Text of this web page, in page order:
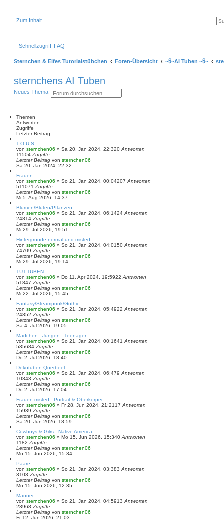
Zum Inhalt
Schnellzugriff FAQ
Sternchen & Elfes Tutorialstübchen Foren-Übersicht ~წ~AI Tuben ~წ~
sternchens AI Tuben
Neues Thema S
u
E
r
S
c
h
Themen
Antworten
Zugriffe
Letzter Beitrag
T.O.U.S
von sternchen06 » Sa 20. Jan 2024, 22:320 Antworten
11504 Zugriffe
Letzter Beitrag von sternchen06
Sa 20. Jan 2024, 22:32
Frauen
von sternchen06 » So 21. Jan 2024, 00:04207 Antworten
511071 Zugriffe
Letzter Beitrag von sternchen06
Mi 5. Aug 2026, 14:37
Blumen/Blüten/Pflanzen
von sternchen06 » So 21. Jan 2024, 06:1424 Antworten
24814 Zugriffe
Letzter Beitrag von sternchen06
Mi 29. Jul 2026, 19:51
Hintergründe normal und misted
von sternchen06 » So 21. Jan 2024, 04:0150 Antworten
74709 Zugriffe
Letzter Beitrag von sternchen06
Mi 29. Jul 2026, 19:14
TUT-TUBEN
von sternchen06 » Do 11. Apr 2024, 19:5922 Antworten
51847 Zugriffe
Letzter Beitrag von sternchen06
Mi 22. Jul 2026, 15:45
Fantasy/Steampunk/Gothic
von sternchen06 » So 21. Jan 2024, 05:4922 Antworten
24852 Zugriffe
Letzter Beitrag von sternchen06
Sa 4. Jul 2026, 19:05
Mädchen - Jungen - Teenager
von sternchen06 » So 21. Jan 2024, 00:1641 Antworten
535684 Zugriffe
Letzter Beitrag von sternchen06
Do 2. Jul 2026, 18:40
Dekotuben Querbeet
von sternchen06 » So 21. Jan 2024, 06:479 Antworten
10343 Zugriffe
Letzter Beitrag von sternchen06
Do 2. Jul 2026, 17:04
Frauen misted - Portrait & Oberkörper
von sternchen06 » Fr 28. Jun 2024, 21:21 17 Antworten
15939 Zugriffe
Letzter Beitrag von sternchen06
Sa 20. Jun 2026, 18:59
Cowboys & Gilrs - Native America
von sternchen06 » Mo 15. Jun 2026, 15:340 Antworten
1182 Zugriffe
Letzter Beitrag von sternchen06
Mo 15. Jun 2026, 15:34
Paare
von sternchen06 » So 21. Jan 2024, 03:383 Antworten
3103 Zugriffe
Letzter Beitrag von sternchen06
Mo 15. Jun 2026, 12:35
Männer
von sternchen06 » So 21. Jan 2024, 04:5913 Antworten
23968 Zugriffe
Letzter Beitrag von sternchen06
Fr 12. Jun 2026, 21:03